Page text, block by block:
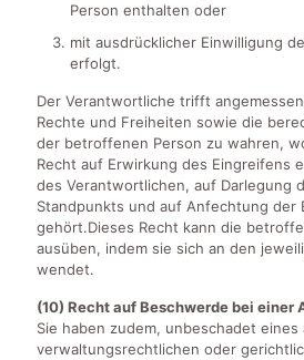
Person enthalten oder
mit ausdrücklicher Einwilligung
erfolgt.
Der Verantwortliche trifft
Rechte und Freiheiten sowie die
der betroffenen Person zu wahren,
Recht auf Erwirkung des Eingreifens
des Verantwortlichen, auf Darlegung
Standpunkts und auf Anfechtung der
gehört.Dieses Recht kann die
ausüben, indem sie sich an den
wendet.
(10) Recht auf Beschwerde bei einer
Sie haben zudem, unbeschadet
verwaltungsrechtlichen oder